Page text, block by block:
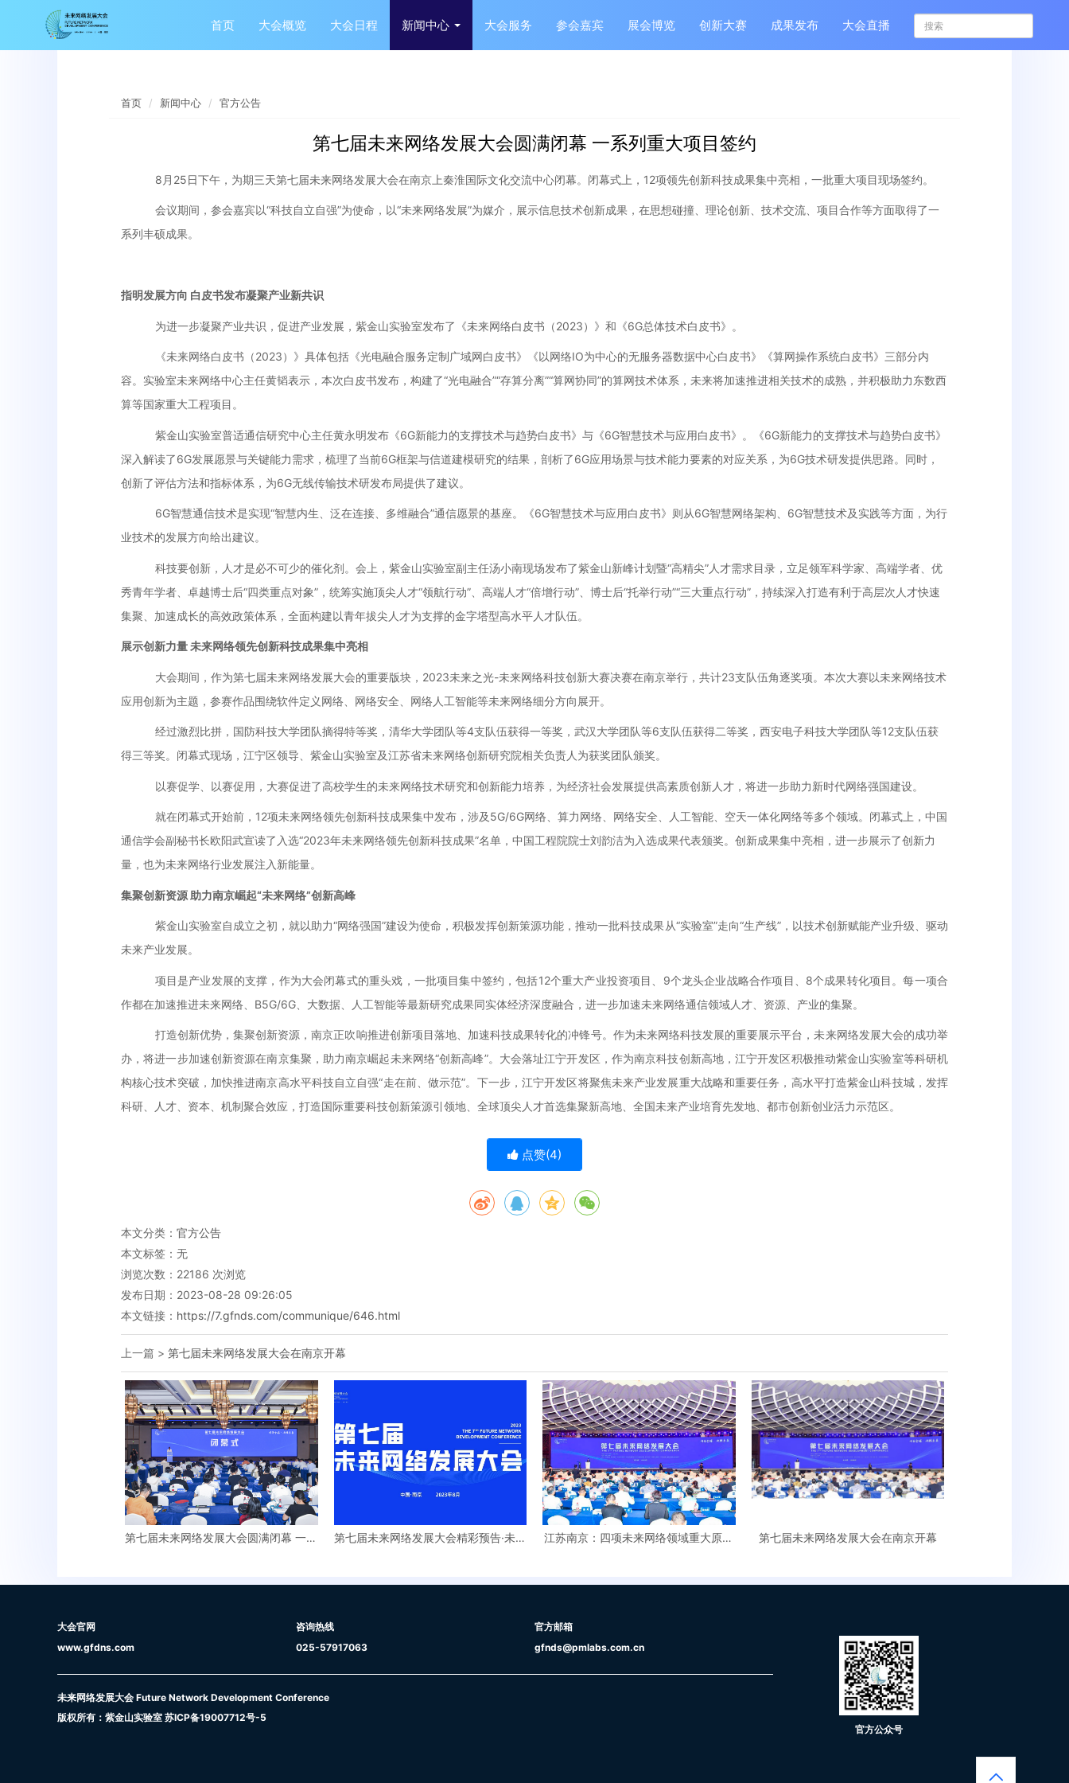
首页 大会概览 大会日程 新闻中心 大会服务 参会嘉宾 展会博览 创新大赛 成果发布 大会直播
首页 新闻中心 官方公告
第七届未来网络发展大会圆满闭幕 一系列重大项目签约
8月25日下午，为期三天第七届未来网络发展大会在南京上秦淮国际文化交流中心闭幕。闭幕式上，12项领先创新科技成果集中亮相，一批重大项目现场签约。
会议期间，参会嘉宾以“科技自立自强”为使命，以“未来网络发展”为媒介，展示信息技术创新成果，在思想碰撞、理论创新、技术交流、项目合作等方面取得了一
系列丰硕成果。
指明发展方向 白皮书发布凝聚产业新共识
为进一步凝聚产业共识，促进产业发展，紫金山实验室发布了《未来网络白皮书（2023）》和《6G总体技术白皮书》。
《未来网络白皮书（2023）》具体包括《光电融合服务定制广域网白皮书》《以网络IO为中心的无服务器数据中心白皮书》《算网操作系统白皮书》三部分内
容。实验室未来网络中心主任黄韬表示，本次白皮书发布，构建了“光电融合”“存算分离”“算网协同”的算网技术体系，未来将加速推进相关技术的成熟，并积极助力东数西
算等国家重大工程项目。
紫金山实验室普适通信研究中心主任黄永明发布《6G新能力的支撑技术与趋势白皮书》与《6G智慧技术与应用白皮书》。《6G新能力的支撑技术与趋势白皮书》
深入解读了6G发展愿景与关键能力需求，梳理了当前6G框架与信道建模研究的结果，剖析了6G应用场景与技术能力要素的对应关系，为6G技术研发提供思路。同时，
创新了评估方法和指标体系，为6G无线传输技术研发布局提供了建议。
6G智慧通信技术是实现“智慧内生、泛在连接、多维融合”通信愿景的基座。《6G智慧技术与应用白皮书》则从6G智慧网络架构、 6G智慧技术及实践等方面，为行
业技术的发展方向给出建议。
科技要创新，人才是必不可少的催化剂。会上，紫金山实验室副主任汤小南现场发布了紫金山新峰计划暨“高精尖”人才需求目录，立足领军科学家、高端学者、优
秀青年学者、卓越博士后“四类重点对象”，统筹实施顶尖人才“领航行动”、高端人才“倍增行动”、博士后“托举行动”“三大重点行动”，持续深入打造有利于高层次人才快速
集聚、加速成长的高效政策体系，全面构建以青年拔尖人才为支撑的金字塔型高水平人才队伍。
展示创新力量未来网络领先创新科技成果集中亮相
大会期间，作为第七届未来网络发展大会的重要版块，2023未来之光-未来网络科技创新大赛决赛在南京举行，共计23支队伍角逐奖项。本次大赛以未来网络技术
应用创新为主题，参赛作品围绕软件定义网络、网络安全、网络人工智能等未来网络细分方向展开。
经过激烈比拼，国防科技大学团队摘得特等奖，清华大学团队等4支队伍获得一等奖，武汉大学团队等6支队伍获得二等奖，西安电子科技大学团队等12支队伍获
得三等奖。闭幕式现场，江宁区领导、紫金山实验室及江苏省未来网络创新研究院相关负责人为获奖团队颁奖。
以赛促学、以赛促用，大赛促进了高校学生的未来网络技术研究和创新能力培养，为经济社会发展提供高素质创新人才，将进一步助力新时代网络强国建设。
就在闭幕式开始前，12项未来网络领先创新科技成果集中发布，涉及5G/6G网络、算力网络、网络安全、人工智能、空天一体化网络等多个领域。闭幕式上，中国
通信学会副秘书长欧阳武宣读了入选“2023年未来网络领先创新科技成果”名单，中国工程院院士刘韵洁为入选成果代表颁奖。创新成果集中亮相，进一步展示了创新力
量，也为未来网络行业发展注入新能量。
集聚创新资源 助力南京崛起“未来网络”创新高峰
紫金山实验室自成立之初，就以助力“网络强国”建设为使命，积极发挥创新策源功能，推动一批科技成果从“实验室”走向“生产线”，以技术创新赋能产业升级、驱动
未来产业发展。
项目是产业发展的支撑，作为大会闭幕式的重头戏，一批项目集中签约，包括12个重大产业投资项目、9个龙头企业战略合作项目、8个成果转化项目。每一项合
作都在加速推进未来网络、B5G/6G、大数据、人工智能等最新研究成果同实体经济深度融合，进一步加速未来网络通信领域人才、资源、产业的集聚。
打造创新优势，集聚创新资源，南京正吹响推进创新项目落地、加速科技成果转化的冲锋号。作为未来网络科技发展的重要展示平台，未来网络发展大会的成功举
办，将进一步加速创新资源在南京集聚，助力南京崛起未来网络“创新高峰”。大会落址江宁开发区，作为南京科技创新高地，江宁开发区积极推动紫金山实验室等科研机
构核心技术突破，加快推进南京高水平科技自立自强“走在前、做示范”。下一步，江宁开发区将聚焦未来产业发展重大战略和重要任务，高水平打造紫金山科技城，发挥
科研、人才、资本、机制聚合效应，打造国际重要科技创新策源引领地、全球顶尖人才首选集聚新高地、全国未来产业培育先发地、都市创新创业活力示范区。
点赞(4)
本文分类： 官方公告
本文标签：无
浏览次数： 22186 次浏览
发布日期：2023-08-28 09:26:05
本文链接： https://7.gfnds.com/communique/646.html
上一篇 > 第七届未来网络发展大会在南京开幕
第七届未来网络发展大会圆满闭幕 一系
第七届未来网络发展大会精彩预告·未来
江苏南京：四项未来网络领域重大原创
第七届未来网络发展大会在南京开幕
大会官网
www.gfdns.com
咨询热线
025-57917063
官方邮箱
gfnds@pmlabs.com.cn
未来网络发展大会 Future Network Development Conference
版权所有：紫金山实验室 苏ICP备19007712号-5
官方公众号